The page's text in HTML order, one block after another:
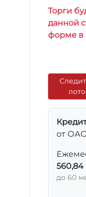
Торги
данной
форме в
от
560,84
до 60